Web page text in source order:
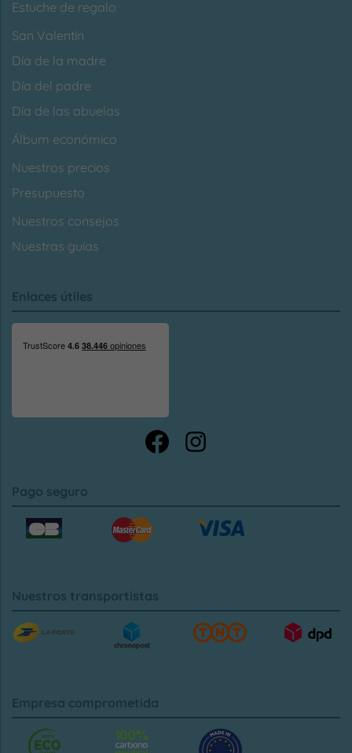
Estuche de regalo
San Valentín
Día de la madre
Día del padre
Día de las abuelas
Álbum económico
Nuestros precios
Presupuesto
Nuestros consejos
Nuestras guías
Enlaces útiles
Pago seguro
Nuestros transportistas
Empresa comprometida